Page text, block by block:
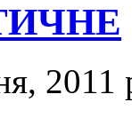
2011